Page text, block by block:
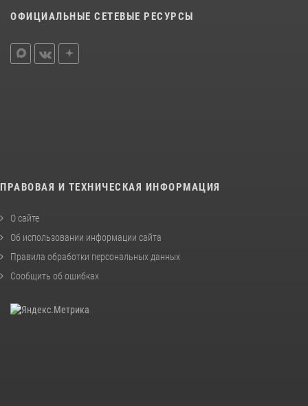
ОФИЦИАЛЬНЫЕ СЕТЕВЫЕ РЕСУРСЫ
ПРАВОВАЯ И ТЕХНИЧЕСКАЯ ИНФОРМАЦИЯ
О сайте
Об использовании информации сайта
Правила обработки персональных данных
Сообщить об ошибках